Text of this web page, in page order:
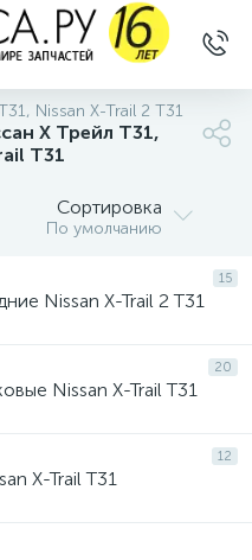
Nissan X-Trail 2 T31
Х Трейл T31,
T31
Сортировка
По умолчанию
15
Nissan X-Trail 2 T31
20
Nissan X-Trail T31
12
X-Trail T31